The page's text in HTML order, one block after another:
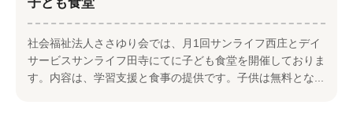
社会福祉法人ささゆり会では、月1回サンライフ西庄とデイ
サービスサンライフ田寺にてに子ども食堂を開催しておりま
す。内容は、学習支援と食事の提供です。子供は無料とな...